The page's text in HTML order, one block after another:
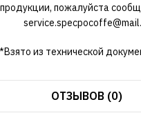
пожалуйста
*Взято из технической
ОТЗЫВОВ (0)